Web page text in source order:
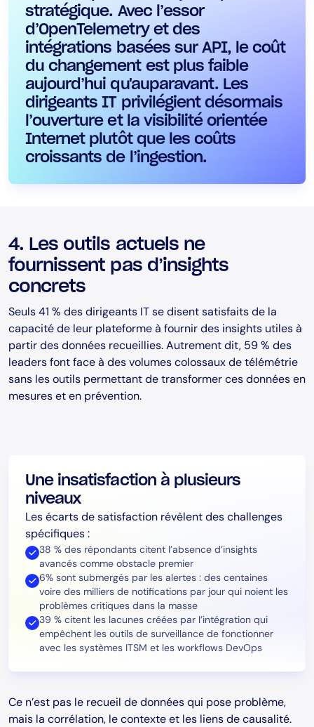
stratégique. Avec l’essor
d’OpenTelemetry et des
intégrations basées sur API, le coût
du changement est plus faible
aujourd’hui qu'auparavant. Les
dirigeants IT privilégient désormais
l’ouverture et la visibilité orientée
Internet plutôt que les coûts
croissants de l’ingestion.
4. Les outils actuels ne
fournissent pas d’insights
concrets
Seuls 41 % des dirigeants IT se disent satisfaits de la
capacité de leur plateforme à fournir des insights utiles à
partir des données recueillies. Autrement dit, 59 % des
leaders font face à des volumes colossaux de télémétrie
sans les outils permettant de transformer ces données en
mesures et en prévention.
Une insatisfaction à plusieurs
niveaux
Les écarts de satisfaction révèlent des challenges
spécifiques :
38 % des répondants citent l’absence d’insights
avancés comme obstacle premier
6% sont submergés par les alertes : des centaines
voire des milliers de notifications par jour qui noient les
problèmes critiques dans la masse
39 % citent les lacunes créées par l’intégration qui
empêchent les outils de surveillance de fonctionner
avec les systèmes ITSM et les workflows DevOps
Ce n’est pas le recueil de données qui pose problème,
mais la corrélation, le contexte et les liens de causalité.